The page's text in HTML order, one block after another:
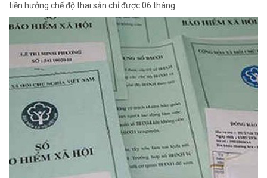
tiền hưởng chế độ thai sản chỉ được 06 tháng.